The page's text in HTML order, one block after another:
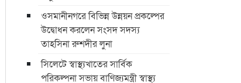
ওসমানীনগরে বিভিন্ন উন্নয়ন প্রকল্পের
উদ্বোধন করলেন সংসদ সদস্য
তাহসিনা রুশদীর লুনা
সিলেটে স্বাস্থ্যখাতের সার্বিক
পরিকল্পনা সভায় বাণিজ্যমন্ত্রী স্বাস্থ্য